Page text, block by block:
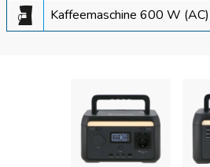
Kaffeemaschine 600 W (AC)